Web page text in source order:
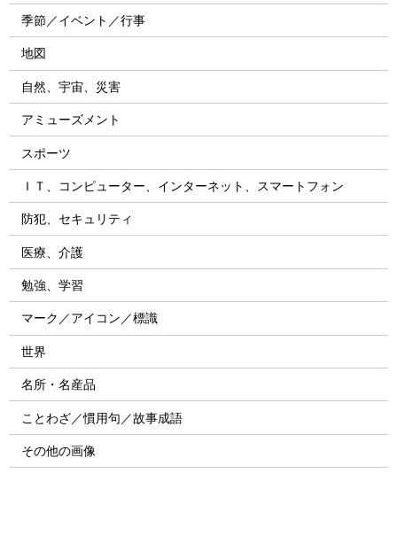
季節／イベント／行事
地図
自然、宇宙、災害
アミューズメント
スポーツ
ＩＴ、コンピューター、インターネット、スマートフォン
防犯、セキュリティ
医療、介護
勉強、学習
マーク／アイコン／標識
世界
名所・名産品
ことわざ／慣用句／故事成語
その他の画像